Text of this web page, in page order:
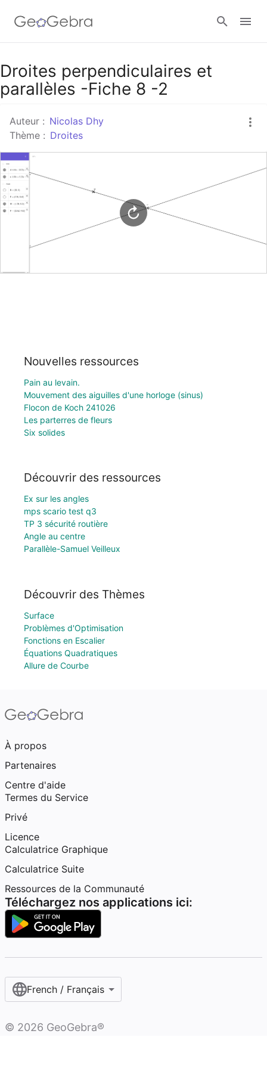
Google Classroom
Se connecter
Droites perpendiculaires et
parallèles -Fiche 8 -2
Auteur : Nicolas Dhy
Thème : Droites
Nouvelles ressources
Pain au levain.
Mouvement des aiguilles d'une horloge (sinus)
Flocon de Koch 241026
Les parterres de fleurs
Six solides
Découvrir des ressources
Ex sur les angles
mps scario test q3
TP 3 sécurité routière
Angle au centre
Parallèle-Samuel Veilleux
Découvrir des Thèmes
Surface
Problèmes d'Optimisation
Fonctions en Escalier
Équations Quadratiques
Allure de Courbe
À propos
Partenaires
Centre d'aide
Termes du Service
Privé
Licence
Calculatrice Graphique
Calculatrice Suite
Ressources de la Communauté
Téléchargez nos applications ici:
French / Français‎
© 2026 GeoGebra®